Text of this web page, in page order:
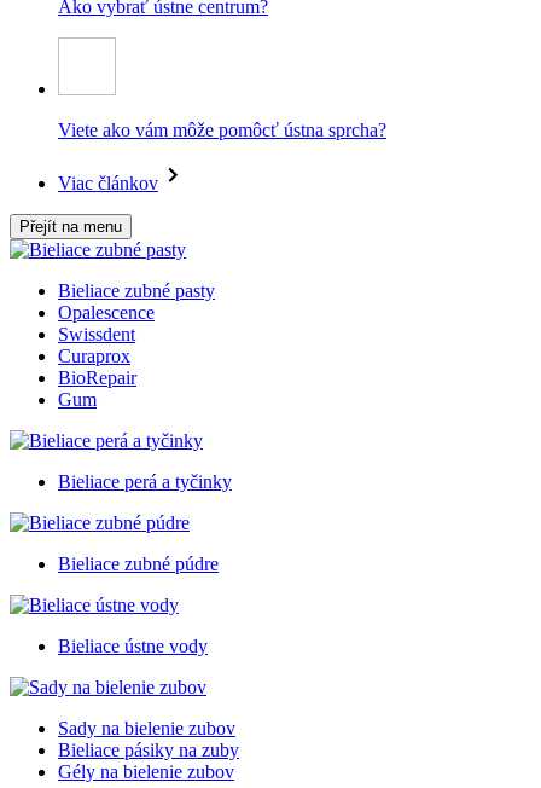
Ako vybrať ústne centrum?
Viete ako vám môže pomôcť ústna sprcha?
Viac článkov
Přejít na menu
Bieliace zubné pasty
Opalescence
Swissdent
Curaprox
BioRepair
Gum
Bieliace perá a tyčinky
Bieliace zubné púdre
Bieliace ústne vody
Sady na bielenie zubov
Bieliace pásiky na zuby
Gély na bielenie zubov